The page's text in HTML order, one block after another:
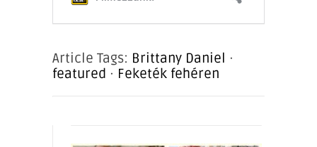
Article Tags: Brittany Daniel ·
featured · Feketék fehéren